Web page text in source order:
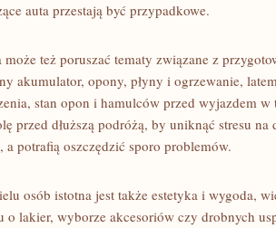
auta przestają być przypadkowe.
może też poruszać tematy związane z
akumulator, opony, płyny i ogrzewanie,
stan opon i hamulców przed wyjazdem
przed dłuższą podróżą, by uniknąć stresu
a potrafią oszczędzić sporo problemów.
osób istotna jest także estetyka i wygoda,
o lakier, wyborze akcesoriów czy drobnych